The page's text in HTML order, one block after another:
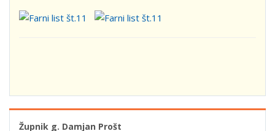
Župnik g. Damjan Prošt